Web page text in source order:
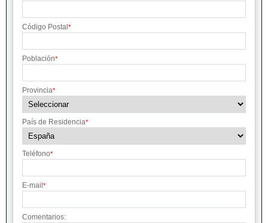
Código Postal *
Población*
Provincia*
País de Residencia*
Teléfono*
E-mail *
Comentarios: